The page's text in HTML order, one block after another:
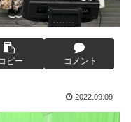
ピー コメント
2022.09.09